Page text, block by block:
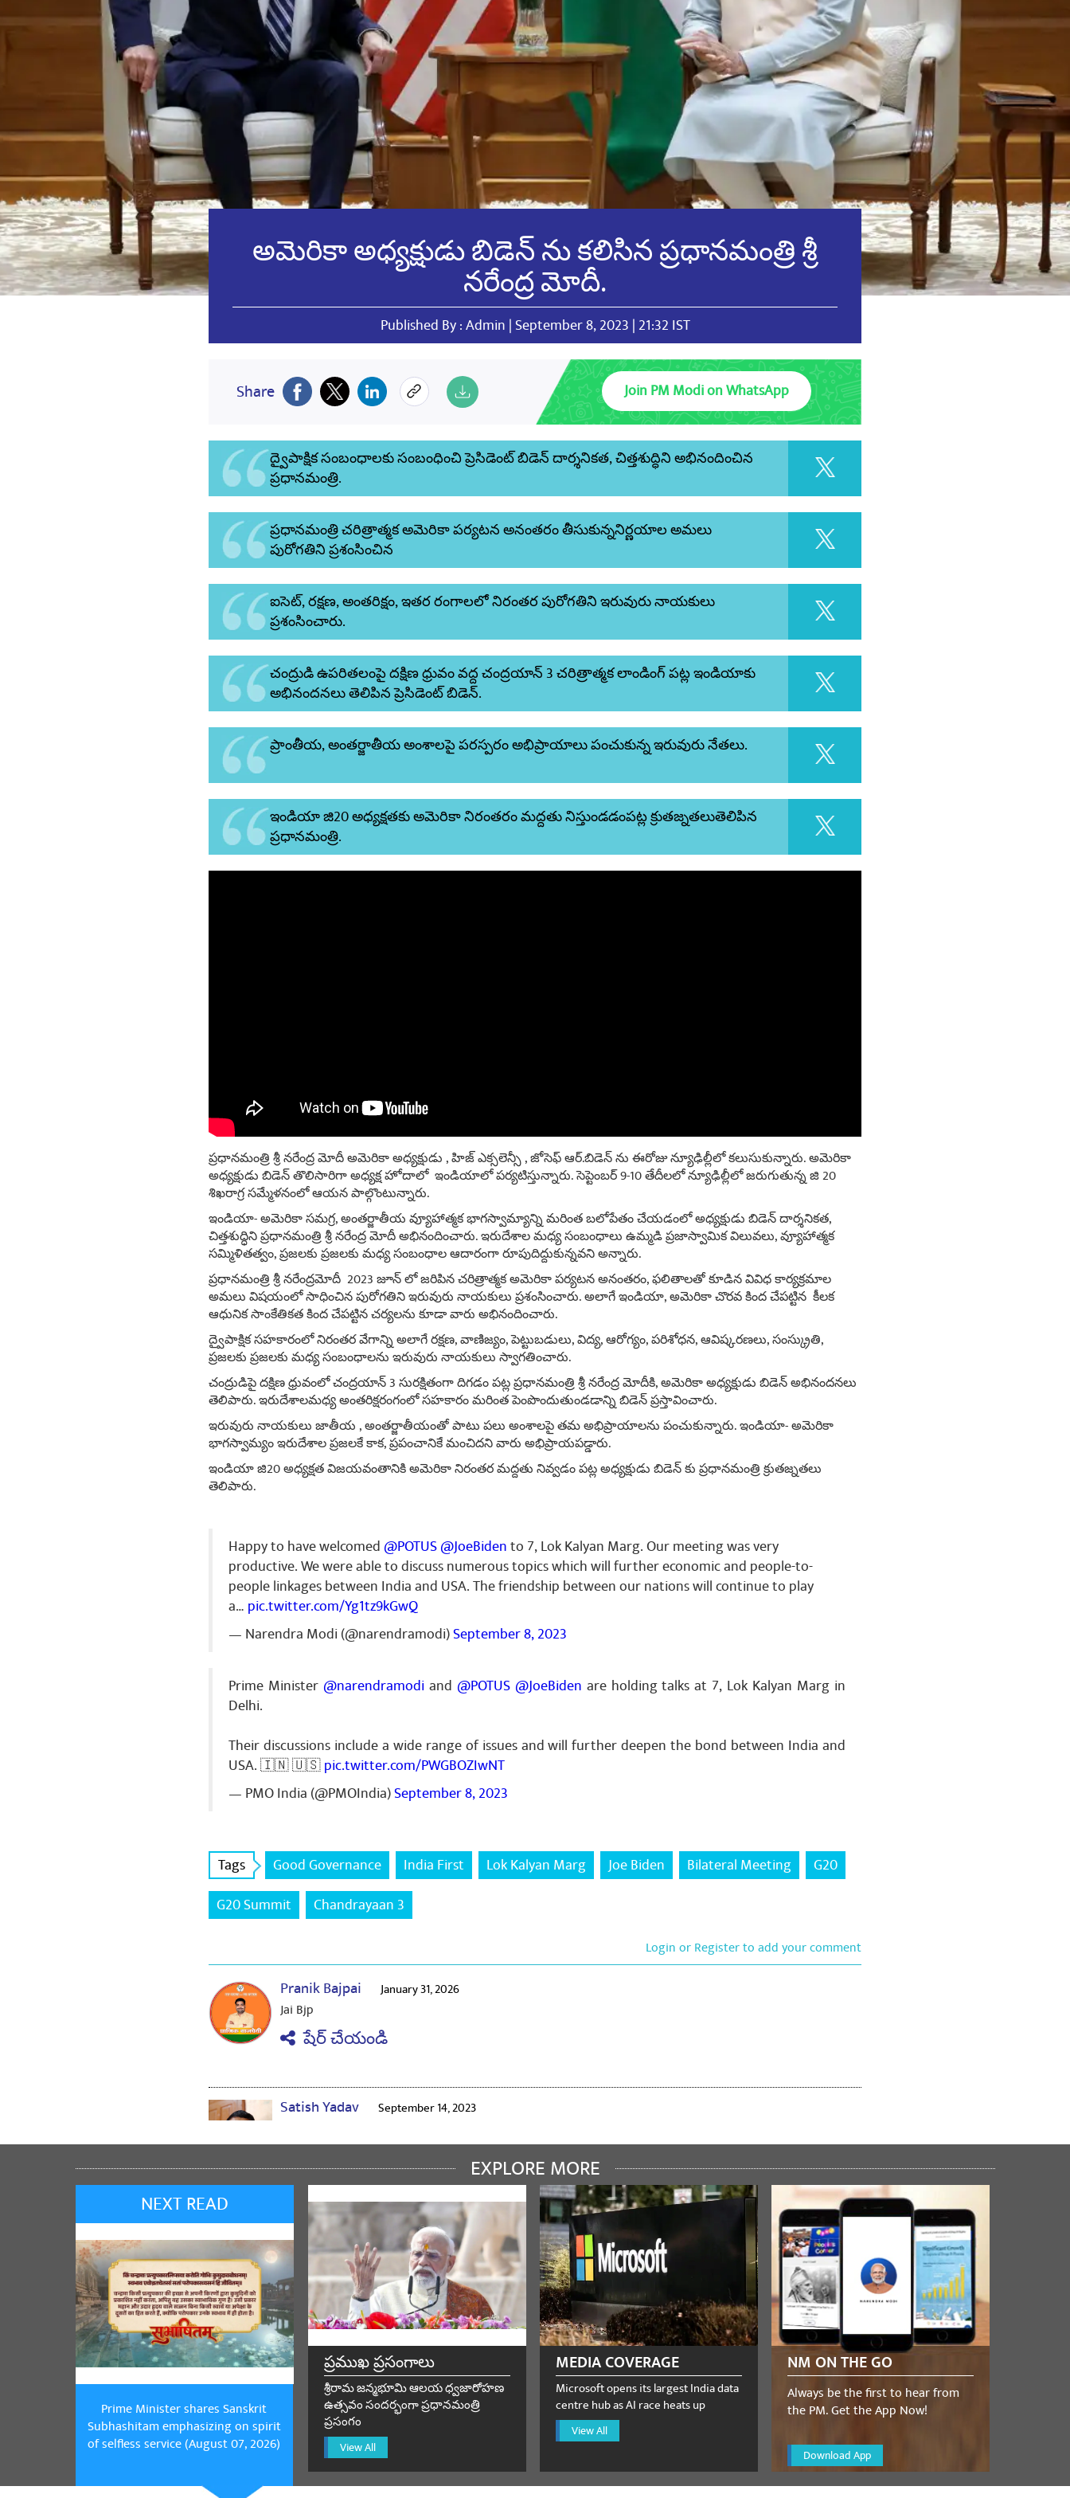
అమెరికా అధ్యక్షుడు బిడెన్ ను కలిసిన ప్రధానమంత్రి శ్రీ
నరేంద్ర మోదీ.
Published By : Admin | September 8, 2023 | 21:32 IST
Share Join PM Modi on WhatsApp
ద్వైపాక్షిక సంబంధాలకు సంబంధించి ప్రెసిడెంట్ బిడెన్ దార్శనికత, చిత్తశుద్ధిని అభినందించిన
ప్రధానమంత్రి.
ప్రధానమంత్రి చరిత్రాత్మక అమెరికా పర్యటన అనంతరం తీసుకున్ననిర్ణయాల అమలు
పురోగతిని ప్రశంసించిన
ఐసెట్, రక్షణ, అంతరిక్షం, ఇతర రంగాలలో నిరంతర పురోగతిని ఇరువురు నాయకులు
ప్రశంసించారు.
చంద్రుడి ఉపరితలంపై దక్షిణ ధ్రువం వద్ద చంద్రయాన్ 3 చరిత్రాత్మక లాండింగ్ పట్ల ఇండియాకు
అభినందనలు తెలిపిన ప్రెసిడెంట్ బిడెన్.
ప్రాంతీయ, అంతర్జాతీయ అంశాలపై పరస్పరం అభిప్రాయాలు పంచుకున్న ఇరువురు నేతలు.
ఇండియా జి20 అధ్యక్షతకు అమెరికా నిరంతరం మద్దతు నిస్తుండడంపట్ల క్రుతజ్నతలుతెలిపిన
ప్రధానమంత్రి.
ప్రధానమంత్రి శ్రీ నరేంద్ర మోదీ అమెరికా అధ్యక్షుడు , హిజ్ ఎక్సలెన్సీ , జోసెఫ్ ఆర్.బిడెన్ ను ఈరోజు న్యూఢిల్లీలో కలుసుకున్నారు. అమెరికా
అధ్యక్షుడు బిడెన్ తొలిసారిగా అధ్యక్ష హోదాలో ఇండియాలో పర్యటిస్తున్నారు. సెప్టెంబర్ 9-10 తేదీలలో న్యూఢిల్లీలో జరుగుతున్న జి 20
శిఖరాగ్ర సమ్మేళనంలో ఆయన పాల్గొంటున్నారు.
ఇండియా- అమెరికా సమగ్ర, అంతర్జాతీయ వ్యూహాత్మక భాగస్వామ్యాన్ని మరింత బలోపేతం చేయడంలో అధ్యక్షుడు బిడెన్ దార్శనికత,
చిత్తశుద్ధిని ప్రధానమంత్రి శ్రీ నరేంద్ర మోదీ అభినందించారు. ఇరుదేశాల మధ్య సంబంధాలు ఉమ్మడి ప్రజాస్వామిక విలువలు, వ్యూహాత్మక
సమ్మిళితత్వం, ప్రజలకు ప్రజలకు మధ్య సంబంధాల ఆదారంగా రూపుదిద్దుకున్నవని అన్నారు.
ప్రధానమంత్రి శ్రీ నరేంద్రమోదీ 2023 జూన్ లో జరిపిన చరిత్రాత్మక అమెరికా పర్యటన అనంతరం, ఫలితాలతో కూడిన వివిధ కార్యక్రమాల
అమలు విషయంలో సాధించిన పురోగతిని ఇరువురు నాయకులు ప్రశంసించారు. అలాగే ఇండియా, అమెరికా చొరవ కింద చేపట్టిన కీలక
ఆధునిక సాంకేతికత కింద చేపట్టిన చర్యలను కూడా వారు అభినందించారు.
ద్వైపాక్షిక సహకారంలో నిరంతర వేగాన్ని అలాగే రక్షణ, వాణిజ్యం, పెట్టుబడులు, విద్య, ఆరోగ్యం, పరిశోధన, ఆవిష్కరణలు, సంస్క్రుతి,
ప్రజలకు ప్రజలకు మధ్య సంబంధాలను ఇరువురు నాయకులు స్వాగతించారు.
చంద్రుడిపై దక్షిణ ధ్రువంలో చంద్రయాన్ 3 సురక్షితంగా దిగడం పట్ల ప్రధానమంత్రి శ్రీ నరేంద్ర మోదీకి, అమెరికా అధ్యక్షుడు బిడెన్ అభినందనలు
తెలిపారు. ఇరుదేశాలమధ్య అంతరిక్షరంగంలో సహకారం మరింత పెంపొందుతుండడాన్ని బిడెన్ ప్రస్తావించారు.
ఇరువురు నాయకులు జాతీయ , అంతర్జాతీయంతో పాటు పలు అంశాలపై తమ అభిప్రాయాలను పంచుకున్నారు. ఇండియా- అమెరికా
భాగస్వామ్యం ఇరుదేశాల ప్రజలకే కాక, ప్రపంచానికే మంచిదని వారు అభిప్రాయపడ్డారు.
ఇండియా జి20 అధ్యక్షత విజయవంతానికి అమెరికా నిరంతర మద్దతు నివ్వడం పట్ల అధ్యక్షుడు బిడెన్ కు ప్రధానమంత్రి క్రుతజ్నతలు
తెలిపారు.
Happy to have welcomed @POTUS@JoeBidento 7, Lok Kalyan Marg. Our meeting was very
productive. We were able to discuss numerous topics which will further economic and people-to-
people linkages between India and USA. The friendship between our nations will continue to play
a… pic.twitter.com/Yg1tz9kGwQ
— Narendra Modi (@narendramodi)September 8, 2023
Prime Minister @narendramodiand @POTUS @JoeBiden are holding talks at 7, Lok Kalyan Marg in
Delhi.
Their discussions include a wide range of issues and will further deepen the bond between India and
USA. 🇮🇳 🇺🇸pic.twitter.com/PWGBOZIwNT
— PMO India (@PMOIndia)September 8, 2023
Tags Good Governance India First Lok Kalyan Marg Joe Biden Bilateral Meeting
G20
G20 Summit
Chandrayaan 3
Login or Register to add your comment
Pranik Bajpai January 31, 2026
Jai Bjp
షేర్ చేయండి
Satish Yadav September 14, 2023
Prakash Pandey September 11, 2023
jai ho
షేర్ చేయండి
Samundra singh Shekhawat September 11, 2023
Congratulations honourable shree Narendra Modi ji prime minister of Bharat
షేర్ చేయండి
Gaurav September 11, 2023
Congratualations Sir for successful Completion of G20 Summit in delhi
EXPLORE MORE
NEXT READ
Prime Minister shares Sanskrit
Subhashitam emphasizing on spirit
of selfless service (August 07, 2026)
ప్రముఖ ప్రసంగాలు
శ్రీరామ జన్మభూమి ఆలయ ధ్వజారోహణ
ఉత్సవం సందర్భంగా ప్రధానమంత్రి
ప్రసంగం
View All
MEDIA COVERAGE
Microsoft opens its largest India data
centre hub as AI race heats up
View All
NM ON THE GO
Always be the first to hear from
the PM. Get the App Now!
Download App